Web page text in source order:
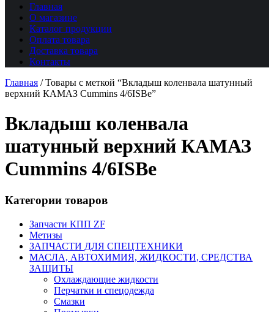
Главная
О магазине
Каталог продукции
Оплата товара
Доставка товара
Контакты
Главная /Товары с меткой “Вкладыш коленвала шатунный
верхний КАМАЗ Cummins 4/6ISBе”
Вкладыш коленвала
шатунный верхний КАМАЗ
Cummins 4/6ISBе
Категории товаров
Запчасти КПП ZF
Метизы
ЗАПЧАСТИ ДЛЯ СПЕЦТЕХНИКИ
МАСЛА, АВТОХИМИЯ, ЖИДКОСТИ, СРЕДСТВА
ЗАЩИТЫ
Охлаждающие жидкости
Перчатки и спецодежда
Смазки